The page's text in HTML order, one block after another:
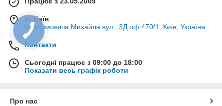
м. Київ
Максимовича Михайла вул., 3Д оф.470/1, Київ, Україна
Контакти
Сьогодні працює з 09:00 до 18:00
Показати весь графік роботи
Про нас